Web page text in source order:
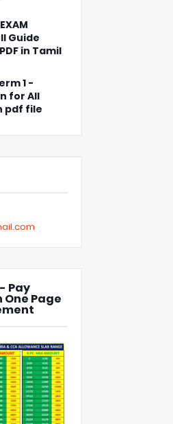
Guide
in Tamil
1 -
for All
pdf file
Pay
One Page